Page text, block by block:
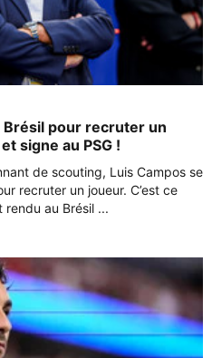
Brésil pour recruter un
signe au PSG !
de scouting, Luis Campos se
recruter un joueur. C’est ce
rendu au Brésil ...